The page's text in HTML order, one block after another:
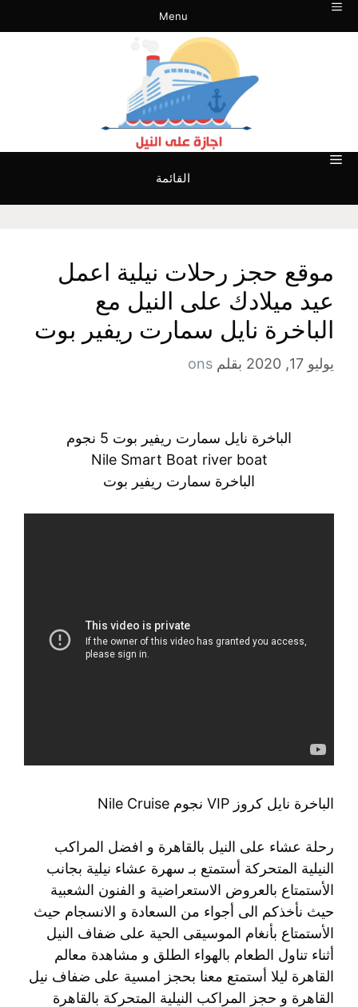
انتقل
إلى
Menu
القائمة
موقع حجز رحلات نيلية اعمل
عيد ميلادك على النيل مع
الباخرة نايل سمارت ريفير بوت
يوليو 17, 2020 بقلم ons
الباخرة نايل سمارت ريفير بوت 5 نجوم
Nile Smart Boat river boat
الباخرة سمارت ريفير بوت
الباخرة نايل كروز VIP نجوم Nile Cruise
رحلة عشاء على النيل بالقاهرة و افضل المراكب
النيلية المتحركة أستمتع بـ سهرة عشاء نيلية بجانب
الأستمتاع بالعروض الاستعراضية و الفنون الشعبية
حيث نأخذكم الى أجواء من السعادة و الانسجام حيث
الأستمتاع بأنغام الموسيقى الحية على ضفاف النيل
أثناء تناول الطعام بالهواء الطلق و مشاهدة معالم
القاهرة ليلا أستمتع معنا بحجز امسية على ضفاف نيل
القاهرة و حجز المراكب النيلية المتحركة بالقاهرة